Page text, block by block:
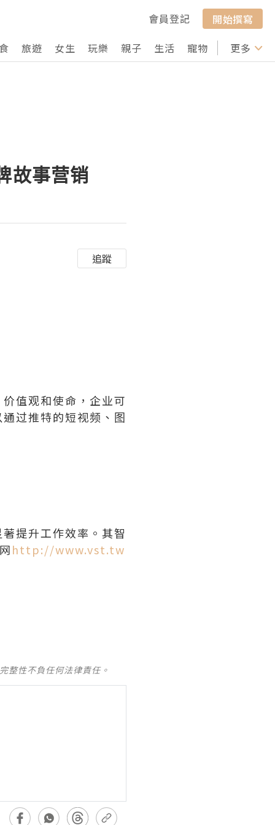
會員登記
開始撰寫
旅遊 女生 玩樂 親子 生活 寵物 行山 打卡
更多
故事营销
追蹤
值观和使命，企业可
过推特的短视频、图
提升工作效率。其智
http://www.vst.tw
整性不負任何法律責任。